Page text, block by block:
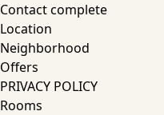
Contact complete
Location
Neighborhood
Offers
PRIVACY POLICY
Rooms